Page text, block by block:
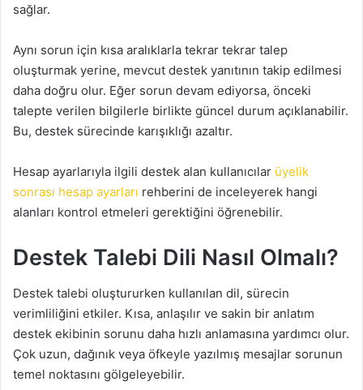
sağlar.
Aynı sorun için kısa aralıklarla tekrar tekrar talep
oluşturmak yerine, mevcut destek yanıtının takip edilmesi
daha doğru olur. Eğer sorun devam ediyorsa, önceki
talepte verilen bilgilerle birlikte güncel durum açıklanabilir.
Bu, destek sürecinde karışıklığı azaltır.
Hesap ayarlarıyla ilgili destek alan kullanıcılar üyelik
sonrası hesap ayarları rehberini de inceleyerek hangi
alanları kontrol etmeleri gerektiğini öğrenebilir.
Destek Talebi Dili Nasıl Olmalı?
Destek talebi oluştururken kullanılan dil, sürecin
verimliliğini etkiler. Kısa, anlaşılır ve sakin bir anlatım
destek ekibinin sorunu daha hızlı anlamasına yardımcı olur.
Çok uzun, dağınık veya öfkeyle yazılmış mesajlar sorunun
temel noktasını gölgeleyebilir.